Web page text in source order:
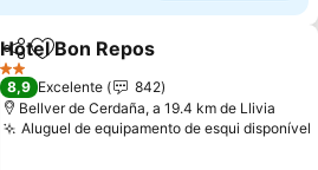
PartilharAdicionar aos favoritos
Hotel Bon Repos
2 Estrelas
8,9 Excelente
842
Bellver de Cerdaña, a 19.4 km de Llivia
Aluguel de equipamento de esqui disponível